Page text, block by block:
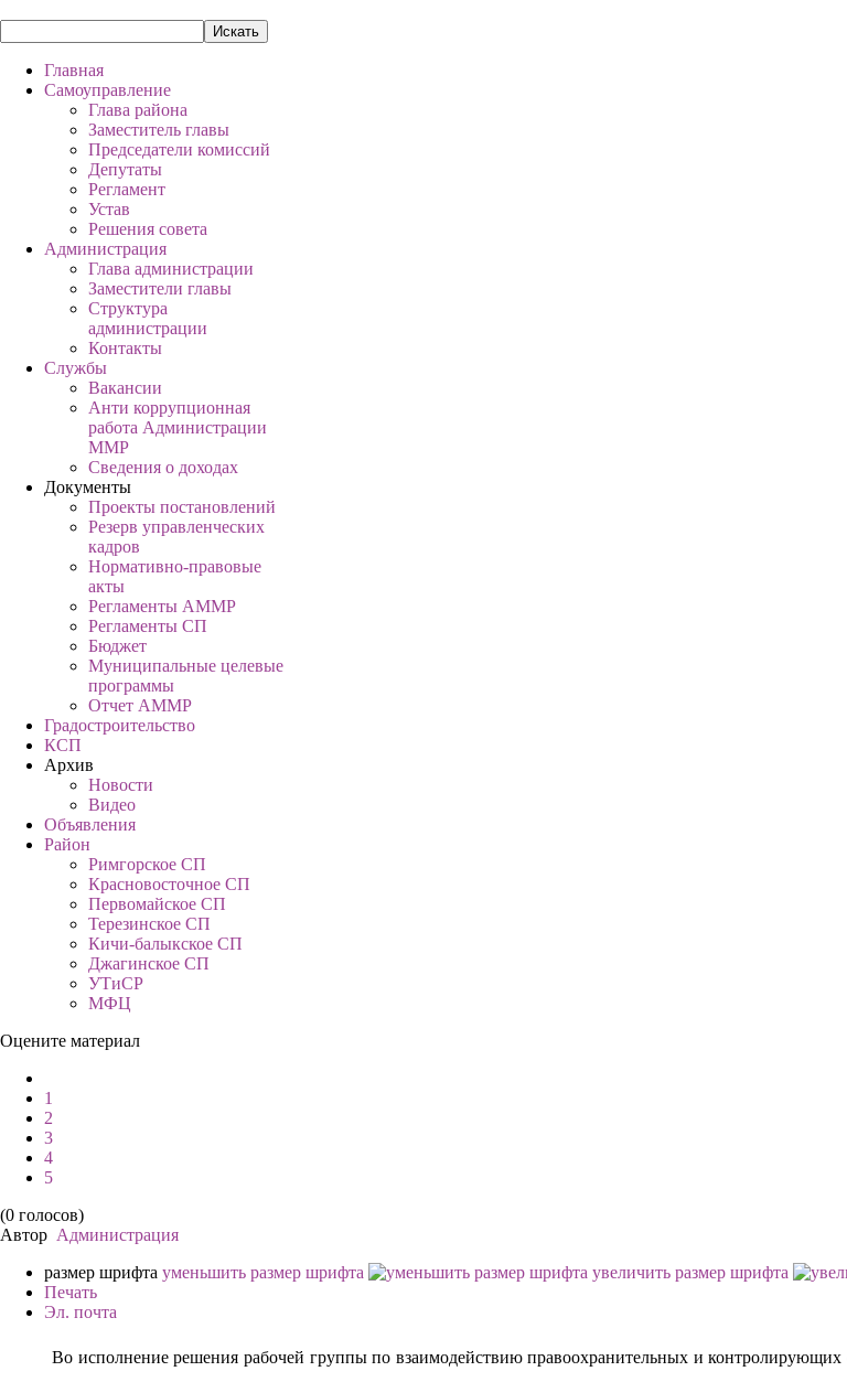
Главная
Самоуправление
Глава района
Заместитель главы
Председатели комиссий
Депутаты
Регламент
Устав
Решения совета
Администрация
Глава администрации
Заместители главы
Структура
администрации
Контакты
Службы
Вакансии
Анти коррупционная
работа Администрации
ММР
Сведения о доходах
Документы
Проекты постановлений
Резерв управленческих
кадров
Нормативно-правовые
акты
Регламенты АММР
Регламенты СП
Бюджет
Муниципальные целевые
программы
Отчет АММР
Градостроительство
КСП
Архив
Новости
Видео
Объявления
Район
Римгорское СП
Красновосточное СП
Первомайское СП
Терезинское СП
Кичи-балыкское СП
Джагинское СП
УТиСР
МФЦ
Оцените материал
1
2
3
4
5
(0 голосов)
Автор Администрация
размер шрифта уменьшить размер шрифта
увеличить размер шрифта
Печать
Эл. почта
Во исполнение решения рабочей группы по взаимодействию правоохранительных и